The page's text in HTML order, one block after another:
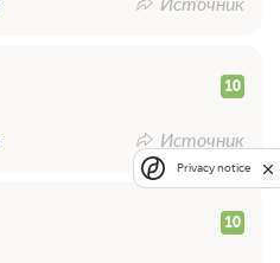
10
Источник
10
Privacy notice